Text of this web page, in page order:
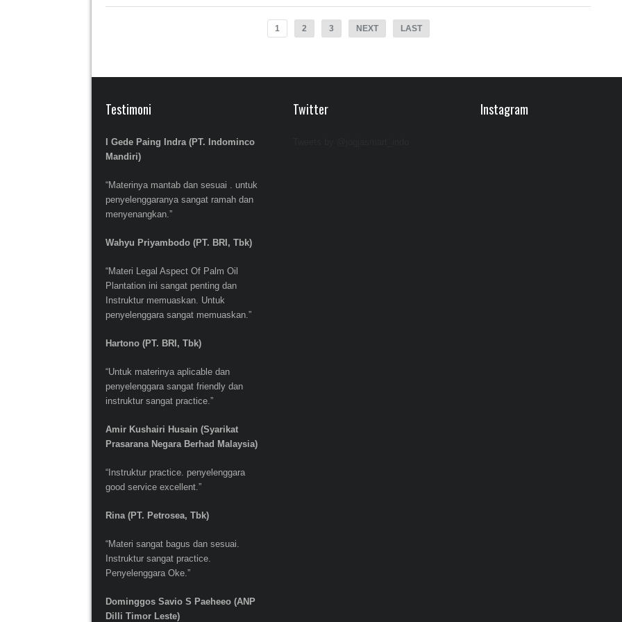
1 2 3 NEXT LAST
Testimoni
I Gede Paing Indra (PT. Indominco
Mandiri)
“Materinya mantab dan sesuai . untuk
penyelenggaranya sangat ramah dan
menyenangkan.”
Wahyu Priyambodo (PT. BRI, Tbk)
“Materi Legal Aspect Of Palm Oil
Plantation ini sangat penting dan
Instruktur memuaskan. Untuk
penyelenggara sangat memuaskan.”
Hartono (PT. BRI, Tbk)
“Untuk materinya aplicable dan
penyelenggara sangat friendly dan
instruktur sangat practice.”
Amir Kushairi Husain (Syarikat
Prasarana Negara Berhad Malaysia)
“Instruktur practice. penyelenggara
good service excellent.”
Rina (PT. Petrosea, Tbk)
“Materi sangat bagus dan sesuai.
Instruktur sangat practice.
Penyelenggara Oke.”
Dominggos Savio S Paeheeo (ANP
Dilli Timor Leste)
Twitter Instagram